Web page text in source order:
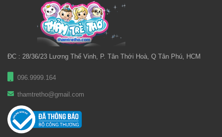
ĐC : 28/36/23 Lương Thế Vinh, P. Tân Thới Hoà, Q Tân Phú, HCM
096.9999.164
thamtretho@gmail.com